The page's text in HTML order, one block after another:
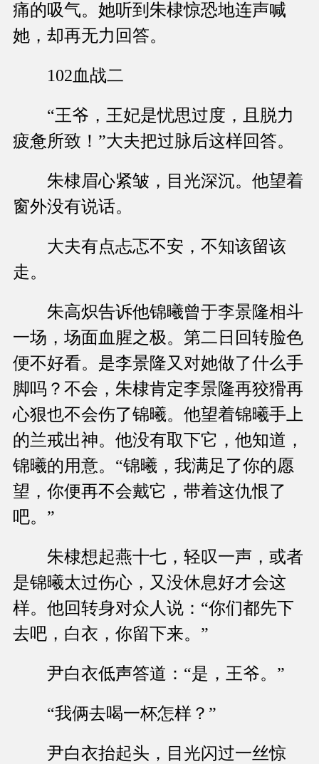
痛的吸气。她听到朱棣惊恐地连声喊
她，却再无力回答。
102血战二
“王爷，王妃是忧思过度，且脱力
疲惫所致！”大夫把过脉后这样回答。
朱棣眉心紧皱，目光深沉。他望着
窗外没有说话。
大夫有点忐忑不安，不知该留该
走。
朱高炽告诉他锦曦曾于李景隆相斗
一场，场面血腥之极。第二日回转脸色
便不好看。是李景隆又对她做了什么手
脚吗？不会，朱棣肯定李景隆再狡猾再
心狠也不会伤了锦曦。他望着锦曦手上
的兰戒出神。他没有取下它，他知道，
锦曦的用意。“锦曦，我满足了你的愿
望，你便再不会戴它，带着这仇恨了
吧。”
朱棣想起燕十七，轻叹一声，或者
是锦曦太过伤心，又没休息好才会这
样。他回转身对众人说：“你们都先下
去吧，白衣，你留下来。”
尹白衣低声答道：“是，王爷。”
“我俩去喝一杯怎样？”
尹白衣抬起头，目光闪过一丝惊